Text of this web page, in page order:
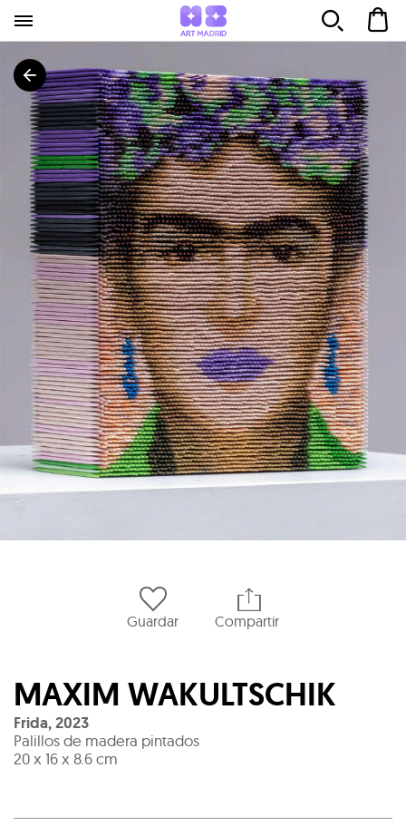
Guardar Compartir
MAXIM WAKULTSCHIK
Frida,2023
Palillos de madera pintados
20 x 16 x 8.6 cm